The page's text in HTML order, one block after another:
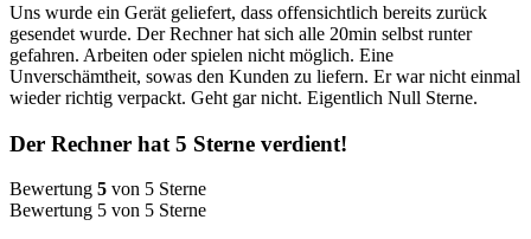
Uns wurde ein Gerät geliefert, dass offensichtlich bereits zurück
gesendet wurde. Der Rechner hat sich alle 20min selbst runter
gefahren. Arbeiten oder spielen nicht möglich. Eine
Unverschämtheit, sowas den Kunden zu liefern. Er war nicht einmal
wieder richtig verpackt. Geht gar nicht. Eigentlich Null Sterne.
Der Rechner hat 5 Sterne verdient!
Bewertung 5 von 5 Sterne
Bewertung 5 von 5 Sterne